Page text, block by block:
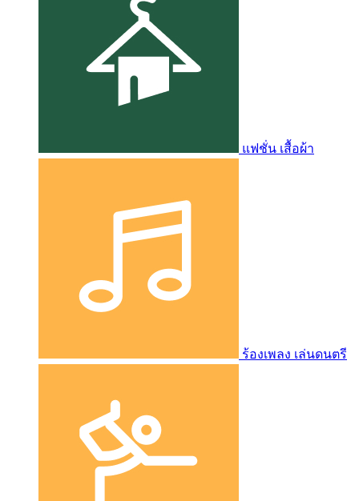
แฟชั่น เสื้อผ้า
ร้องเพลง เล่นดนตรี